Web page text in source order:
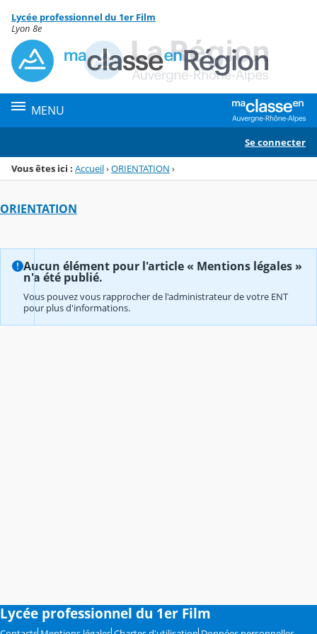
Menu de la rubrique
Contenu
Lycée professionnel du 1er Film
Lyon 8e
MENU
Se connecter
Vous êtes ici : Accueil›ORIENTATION ›
ORIENTATION
Aucun élément pour l'article « Mentions légales »
n'a été publié.
Vous pouvez vous rapprocher de l'administrateur de votre ENT
pour plus d'informations.
Lycée professionnel du 1er Film